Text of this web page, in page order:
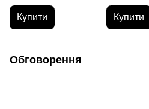
Купити Купити
Обговорення